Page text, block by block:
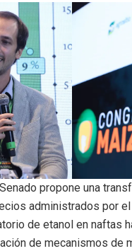
propone una
administrados por
de etanol en naftas
de mecanismos de